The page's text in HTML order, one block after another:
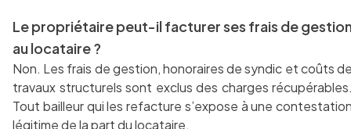
Le propriétaire peut-il facturer ses frais de
au locataire ?
Non. Les frais de gestion, honoraires de syndic et coûts
travaux structurels sont exclus des charges
Tout bailleur qui les refacture s’expose à une
légitime de la part du locataire.